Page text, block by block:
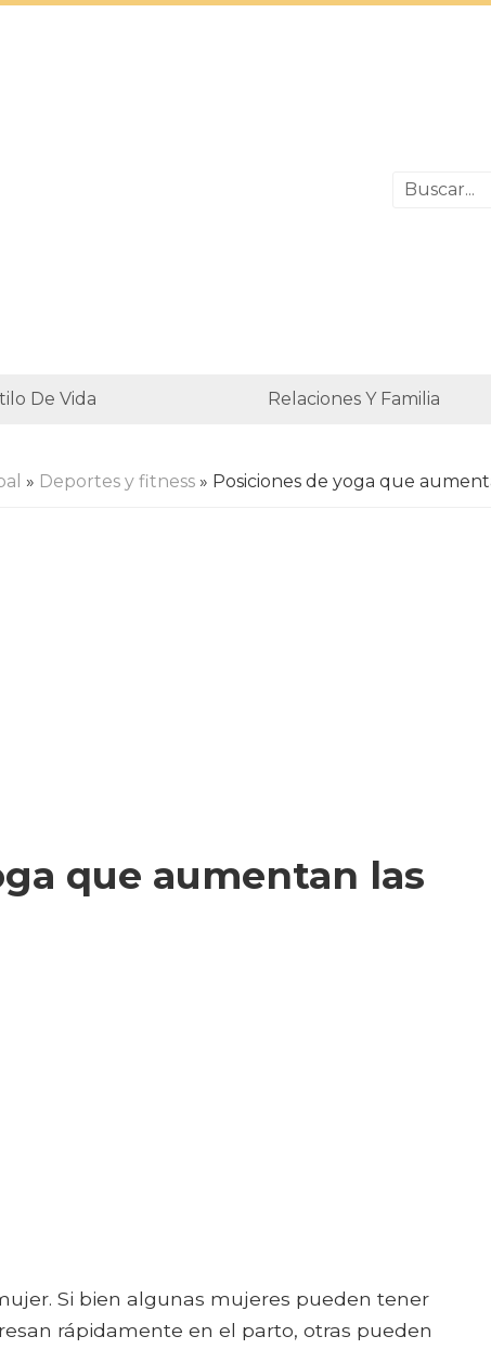
De Vida Relaciones Y Familia
» Deportes y fitness » Posiciones de yoga que
que aumentan las
Si bien algunas mujeres pueden tener
rápidamente en el parto, otras pueden